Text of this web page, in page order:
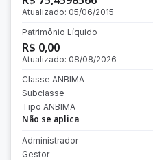
Atualizado: 05/06/2015
Patrimônio Líquido
R$ 0,00
Atualizado: 08/08/2026
Classe ANBIMA
Subclasse
Tipo ANBIMA
Não se aplica
Administrador
Gestor